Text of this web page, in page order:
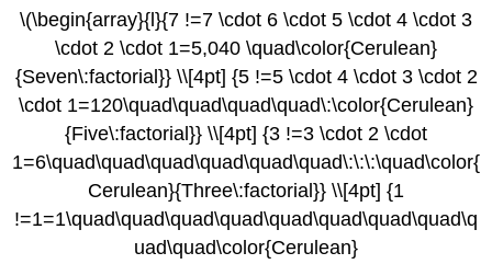
\(\begin{array}{l}{7 !=7 \cdot 6 \cdot 5 \cdot 4 \cdot 3
\cdot 2 \cdot 1=5,040 \quad\color{Cerulean}
{Seven\:factorial}} \\[4pt] {5 !=5 \cdot 4 \cdot 3 \cdot 2
\cdot 1=120\quad\quad\quad\quad\:\color{Cerulean}
{Five\:factorial}} \\[4pt] {3 !=3 \cdot 2 \cdot
1=6\quad\quad\quad\quad\quad\quad\:\:\:\quad\color{
Cerulean}{Three\:factorial}} \\[4pt] {1
!=1=1\quad\quad\quad\quad\quad\quad\quad\quad\q
uad\quad\color{Cerulean}